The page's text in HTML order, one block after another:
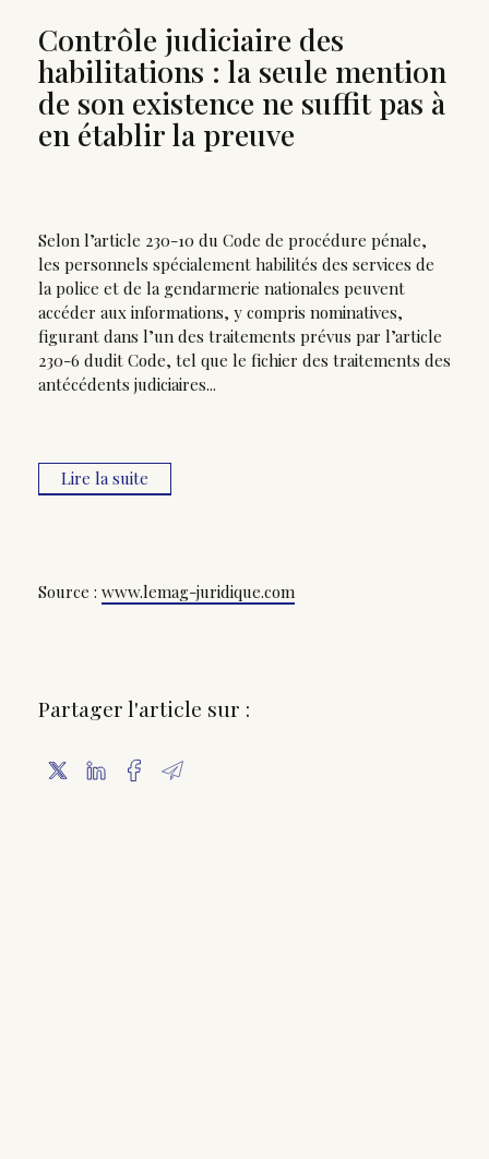
Contrôle judiciaire des
habilitations : la seule mention
de son existence ne suffit pas à
en établir la preuve
Source : www.lemag-juridique.com
Selon l’article 230-10 du Code de procédure pénale,
les personnels spécialement habilités des services de
la police et de la gendarmerie nationales peuvent
accéder aux informations, y compris nominatives,
figurant dans l’un des traitements prévus par l’article
230-6 dudit Code, tel que le fichier des traitements des
antécédents judiciaires...
Lire la suite